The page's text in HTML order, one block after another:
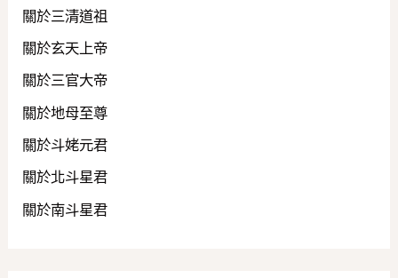
關於三清道祖
關於玄天上帝
關於三官大帝
關於地母至尊
關於斗姥元君
關於北斗星君
關於南斗星君